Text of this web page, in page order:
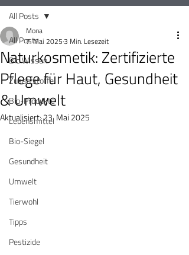
All Posts
Bio Wissen
Zusatzstoffe
Bio-Produkte
Lebensmittel
Bio-Siegel
Gesundheit
Umwelt
Tierwohl
Tipps
Pestizide
All Posts
Naturkosmetik: Zertifizierte
Pflege für Haut, Gesundheit
& Umwelt
Mona
7. Mai 20253 Min. Lesezeit
Aktualisiert:23. Mai 2025